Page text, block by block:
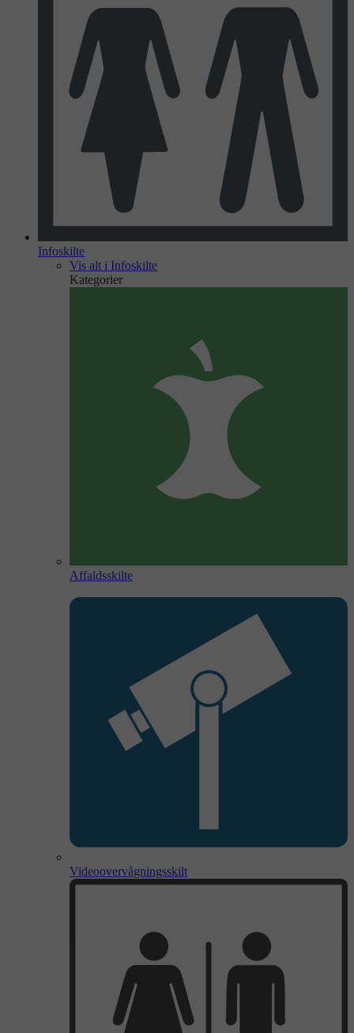
Infoskilte
Vis alt i Infoskilte
Kategorier
Affaldsskilte
Videoovervågningsskilt